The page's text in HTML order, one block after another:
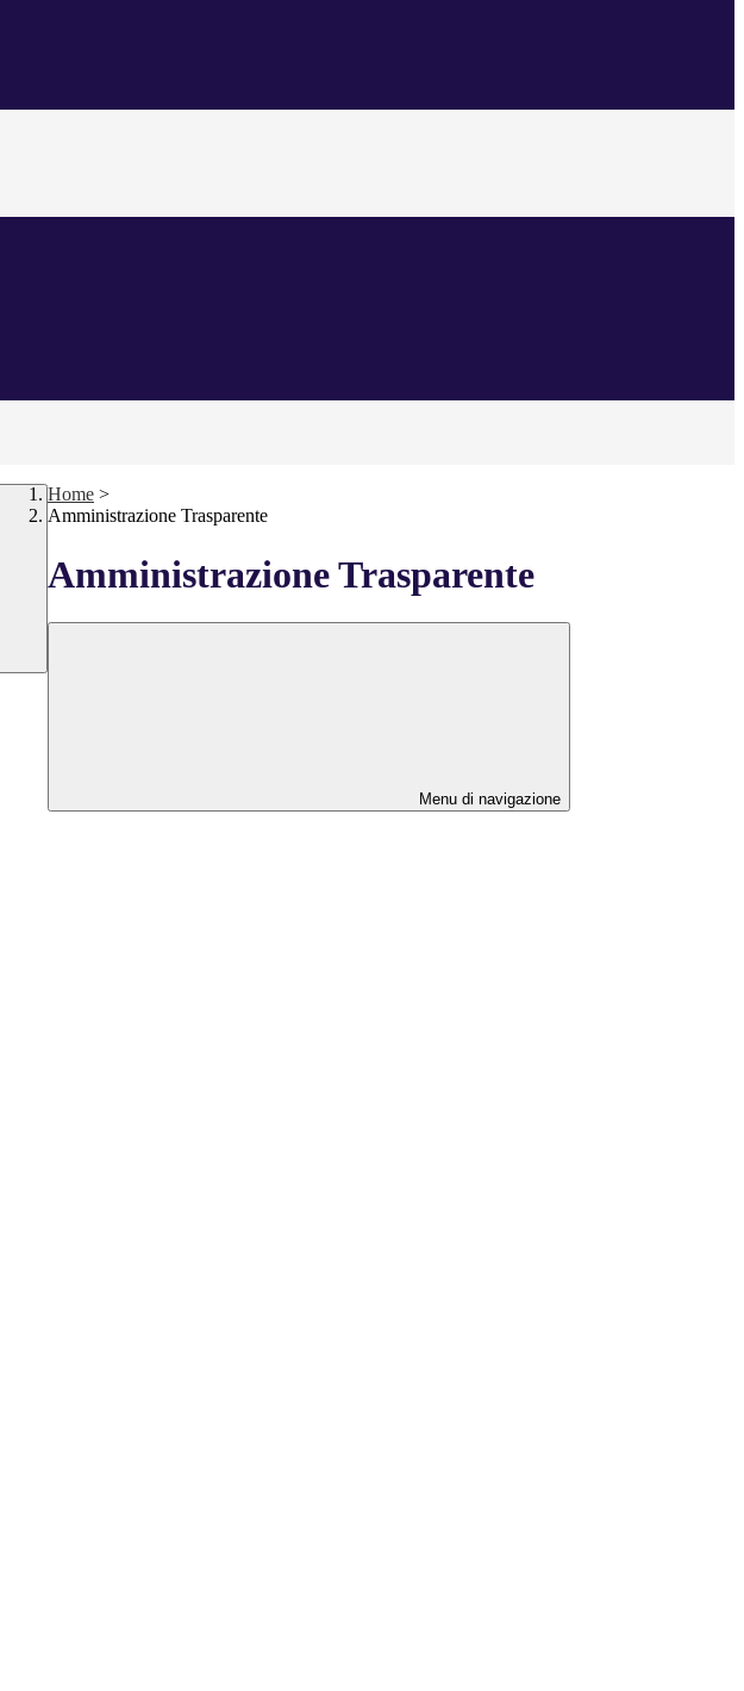
Home >
Amministrazione Trasparente
Amministrazione Trasparente
Menu di navigazione